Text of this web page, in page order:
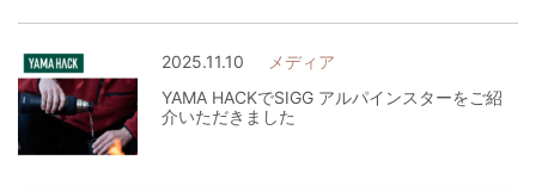
2025.11.10
メディア
YAMA HACKでSIGG アルパインスターをご紹
介いただきました